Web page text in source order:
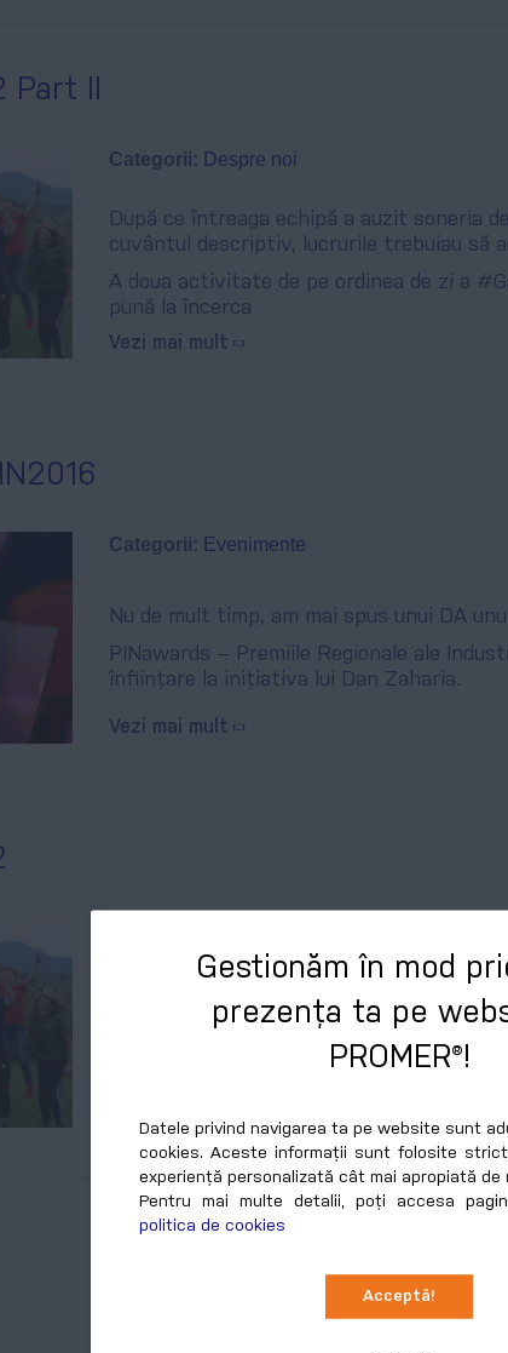
Gestionăm în mod
prezența ta pe
PROMER®!
Datele privind navigarea ta pe website sunt
cookies. Aceste informații sunt folosite
experiență personalizată cât mai apropiată de
Pentru mai multe detalii, poți accesa
politica de cookies
Acceptă!
II
Categorii: Despre noi
După ce întreaga echipă a auzit soneria
cuvântul descriptiv, lucrurile trebuiau să
A doua activitate de pe ordinea de zi a
pună la încerca
Vezi mai mult
Categorii: Evenimente
Nu de mult timp, am mai spus unui DA
PINawards – Premiile Regionale ale
înființare la inițiativa lui Dan Zaharia.
Vezi mai mult
După cum bine v-am obișnuit, ne place
experiență și informație pe care o primim.
Dintr-un team building este imposibil să